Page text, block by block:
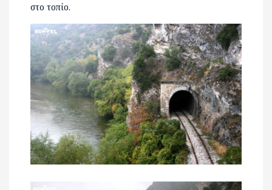
στο τοπίο.